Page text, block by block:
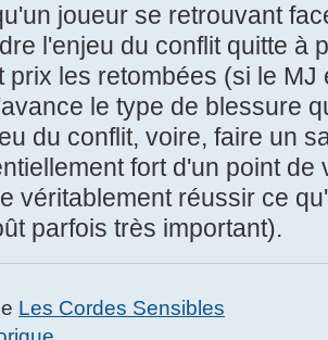
joueur se retrouvant
l'enjeu du conflit quitte à
prix les retombées (si le
le type de blessure
du conflit, voire, faire un
fort d'un point
véritablement réussir ce
parfois très important).
Les Cordes Sensibles